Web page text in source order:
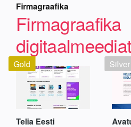
Firmagraafika
Firmagraafika
Telia Eesti
Gold Silver